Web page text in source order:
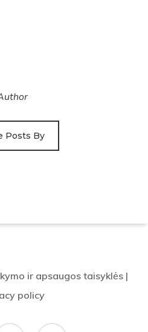
Posts By
ir apsaugos taisyklės|
policy
email